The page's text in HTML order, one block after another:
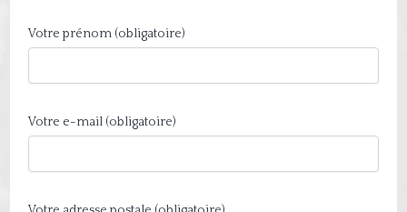
Votre prénom (obligatoire)
Votre e-mail (obligatoire)